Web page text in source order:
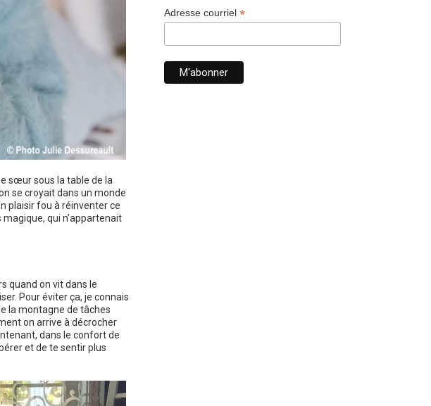
sœur sous la table de la
se croyait dans un monde
plaisir fou à réinventer ce
qui n’appartenait
quand on vit dans le
Pour éviter ça, je connais
la montagne de tâches
on arrive à décrocher
dans le confort de
et de te sentir plus
Adresse courriel *